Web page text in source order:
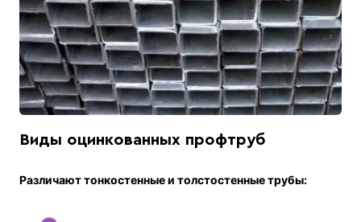
Виды оцинкованных профтруб
Различают тонкостенные и толстостенные трубы: